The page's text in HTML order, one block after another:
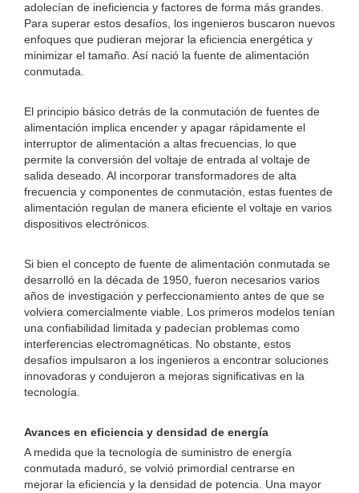
adolecían de ineficiencia y factores de forma más grandes.
Para superar estos desafíos, los ingenieros buscaron nuevos
enfoques que pudieran mejorar la eficiencia energética y
minimizar el tamaño. Así nació la fuente de alimentación
conmutada.
El principio básico detrás de la conmutación de fuentes de
alimentación implica encender y apagar rápidamente el
interruptor de alimentación a altas frecuencias, lo que
permite la conversión del voltaje de entrada al voltaje de
salida deseado. Al incorporar transformadores de alta
frecuencia y componentes de conmutación, estas fuentes de
alimentación regulan de manera eficiente el voltaje en varios
dispositivos electrónicos.
Si bien el concepto de fuente de alimentación conmutada se
desarrolló en la década de 1950, fueron necesarios varios
años de investigación y perfeccionamiento antes de que se
volviera comercialmente viable. Los primeros modelos tenían
una confiabilidad limitada y padecían problemas como
interferencias electromagnéticas. No obstante, estos
desafíos impulsaron a los ingenieros a encontrar soluciones
innovadoras y condujeron a mejoras significativas en la
tecnología.
Avances en eficiencia y densidad de energía
A medida que la tecnología de suministro de energía
conmutada maduró, se volvió primordial centrarse en
mejorar la eficiencia y la densidad de potencia. Una mayor